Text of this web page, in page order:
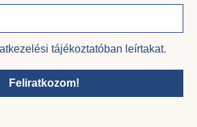
tájékoztatóban leírtakat.
Feliratkozom!